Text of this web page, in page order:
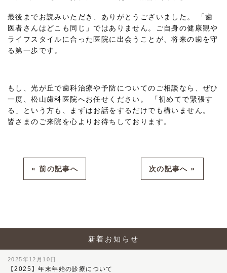
最後までお読みいただき、ありがとうございました。 「歯
医者さんはどこも同じ」ではありません。ご自身の健康観や
ライフスタイルに合った医院に出会うことが、将来の歯を守
る第一歩です。
もし、光が丘で歯科治療や予防についてのご相談なら、ぜひ
一度、松山歯科医院へお任せください。 「初めてで緊張す
る」という方も、まずはお話をするだけでも構いません。
皆さまのご来院を心よりお待ちしております。
« 前の記事へ 次の記事へ »
新着お知らせ
2025年12月10日
【2025】年末年始の診療について